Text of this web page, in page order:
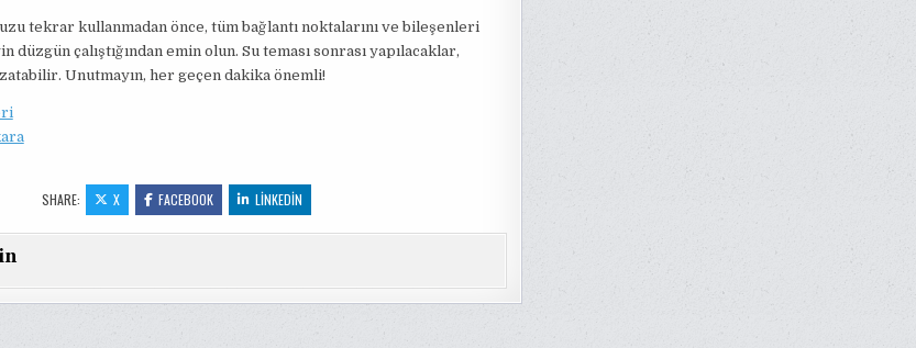
tekrar kullanmadan önce, tüm bağlantı noktalarını ve bileşenleri
çalıştığından emin olun. Su teması sonrası yapılacaklar,
Unutmayın, her geçen dakika önemli!
SHARE: X FACEBOOK LINKEDIN